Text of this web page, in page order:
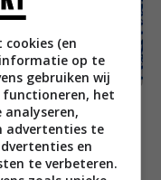
cookies (en
op te
gebruiken wij
het
analyseren,
advertenties te
en
te verbeteren.